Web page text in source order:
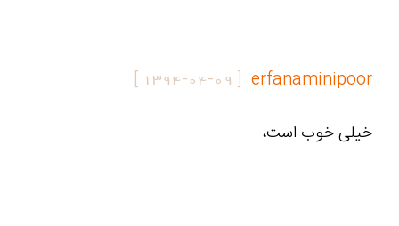
erfanaminipoor
[
1394-04-09
]
خیلی خوب است،